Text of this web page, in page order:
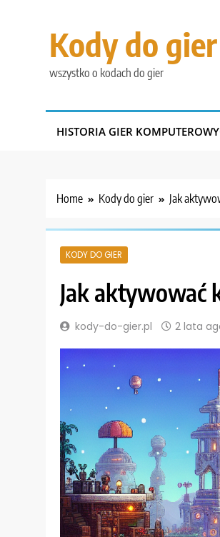
Kody do gier
wszystko o kodach do gier
HISTORIA GIER
Home Kody do gier Jak
KODY DO GIER
Jak aktywować
kody-do-gier.pl 2 lata